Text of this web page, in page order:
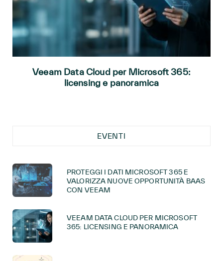
Veeam Data Cloud per Microsoft 365:
licensing e panoramica
EVENTI
PROTEGGI I DATI MICROSOFT 365 E
VALORIZZA NUOVE OPPORTUNITÀ BAAS
CON VEEAM
VEEAM DATA CLOUD PER MICROSOFT
365: LICENSING E PANORAMICA